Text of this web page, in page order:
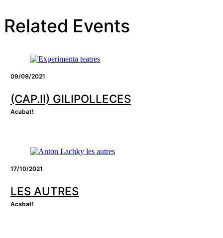
Related Events
09/09/2021
(CAP.II) GILIPOLLECES
Acabat!
17/10/2021
LES AUTRES
Acabat!